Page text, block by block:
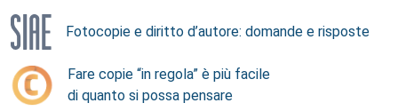
Fotocopie e diritto d’autore: domande e risposte
Fare copie “in regola” è più facile
di quanto si possa pensare